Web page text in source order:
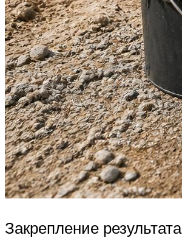
Закрепление результата